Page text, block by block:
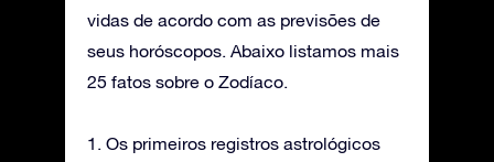
vidas de acordo com as previsões de
seus horóscopos. Abaixo listamos mais
25 fatos sobre o Zodíaco.
1. Os primeiros registros astrológicos